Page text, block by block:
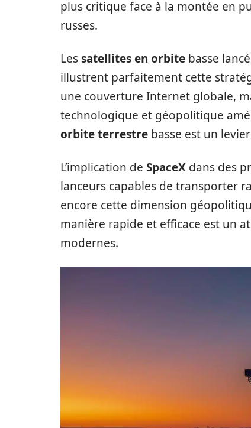
plus critique face à la montée en
russes.
Lessatellites en orbite basse
illustrent parfaitement cette
une couverture Internet globale,
technologique et géopolitique
orbite terrestre basse est un
L’implication de SpaceX dans des
lanceurs capables de transporter
encore cette dimension
manière rapide et efficace est un
modernes.